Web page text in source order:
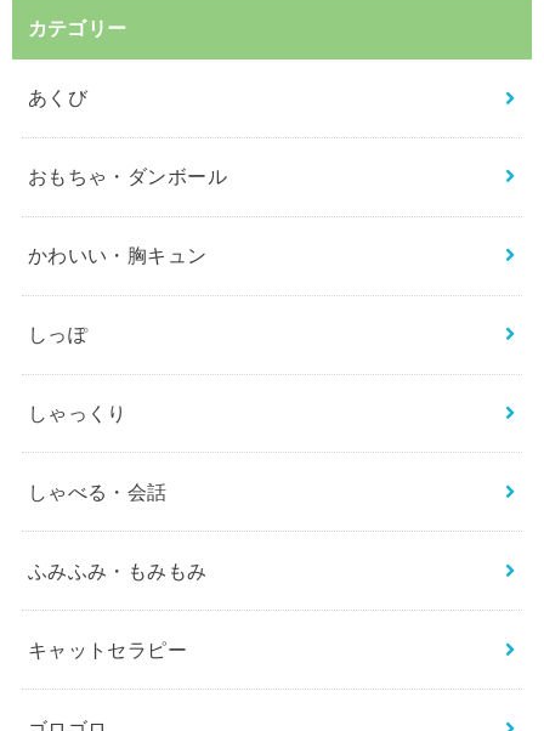
カテゴリー
あくび
おもちゃ・ダンボール
かわいい・胸キュン
しっぽ
しゃっくり
しゃべる・会話
ふみふみ・もみもみ
キャットセラピー